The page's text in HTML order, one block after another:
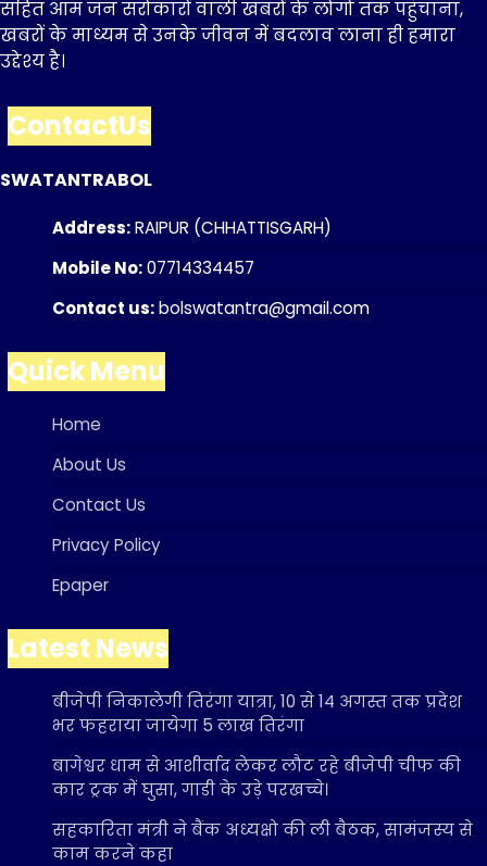
सहित आम जन सरोकारों वाली खबरों के लोगो तक पहुंचाना,
खबरों के माध्यम से उनके जीवन में बदलाव लाना ही हमारा
उद्देश्य है।
ContactUs
SWATANTRABOL
Address:RAIPUR (CHHATTISGARH)
Mobile No:07714334457
Contact us:bolswatantra@gmail.com
Quick Menu
Home
About Us
Contact Us
Privacy Policy
Epaper
Latest News
बीजेपी निकालेगी तिरंगा यात्रा, 10 से 14 अगस्त तक प्रदेश
भर फहराया जायेगा 5 लाख तिरंगा
बागेश्वर धाम से आशीर्वाद लेकर लौट रहे बीजेपी चीफ की
कार ट्रक में घुसा, गाडी के उड़े परखच्चे।
सहकारिता मंत्री ने बैंक अध्यक्षो की ली बैठक, सामंजस्य से
काम करने कहा